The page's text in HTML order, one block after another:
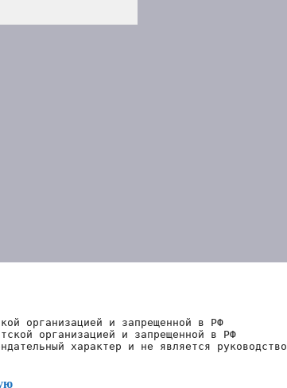
организацией и запрещенной в РФ
организацией и запрещенной в РФ
характер и не является